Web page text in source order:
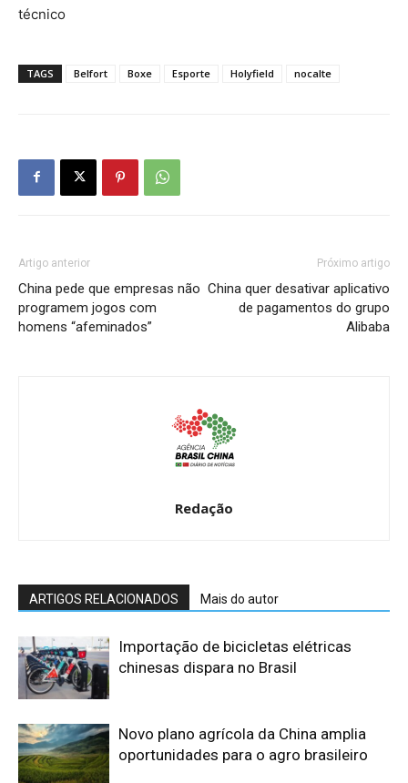
técnico
TAGS Belfort Boxe Esporte Holyfield nocalte
Artigo anterior
China pede que empresas não
programem jogos com
homens “afeminados”
Próximo artigo
China quer desativar aplicativo
de pagamentos do grupo
Alibaba
Redação
ARTIGOS RELACIONADOS Mais do autor
Importação de bicicletas elétricas
chinesas dispara no Brasil
Novo plano agrícola da China amplia
oportunidades para o agro brasileiro